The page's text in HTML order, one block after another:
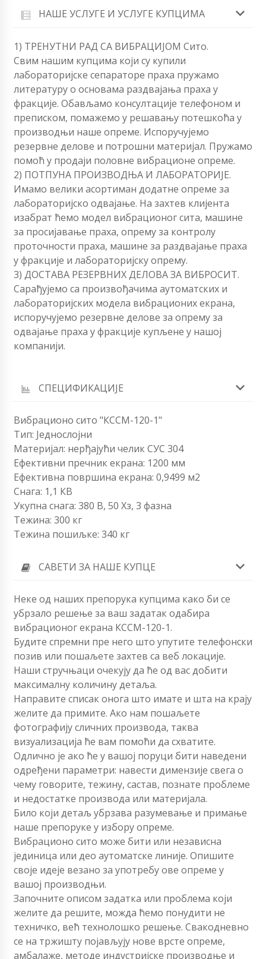
НАШЕ УСЛУГЕ И УСЛУГЕ КУПЦИМА
1) ТРЕНУТНИ РАД СА ВИБРАЦИЈОМ Сито.
Свим нашим купцима који су купили
лабораторијске сепараторе праха пружамо
литературу о основама раздвајања праха у
фракције. Обављамо консултације телефоном и
преписком, помажемо у решавању потешкоћа у
производњи наше опреме. Испоручујемо
резервне делове и потрошни материјал. Пружамо
помоћ у продаји половне вибрационе опреме.
2) ПОТПУНА ПРОИЗВОДЊА И ЛАБОРАТОРИЈЕ.
Имамо велики асортиман додатне опреме за
лабораторијско одвајање. На захтев клијента
изабрат ћемо модел вибрационог сита, машине
за просијавање праха, опрему за контролу
проточности праха, машине за раздвајање праха
у фракције и лабораторијску опрему.
3) ДОСТАВА РЕЗЕРВНИХ ДЕЛОВА ЗА ВИБРОСИТ.
Сарађујемо са произвођачима аутоматских и
лабораторијских модела вибрационих екрана,
испоручујемо резервне делове за опрему за
одвајање праха у фракције купљене у нашој
компанији.
СПЕЦИФИКАЦИЈЕ
Вибрационо сито "КССМ-120-1"
Тип: Једнослојни
Материјал: нерђајући челик СУС 304
Ефективни пречник екрана: 1200 мм
Ефективна површина екрана: 0,9499 м2
Снага: 1,1 КВ
Укупна снага: 380 В, 50 Хз, 3 фазна
Тежина: 300 кг
Тежина пошиљке: 340 кг
САВЕТИ ЗА НАШЕ КУПЦЕ
Неке од наших препорука купцима како би се
убрзало решење за ваш задатак одабира
вибрационог екрана КССМ-120-1.
Будите спремни пре него што упутите телефонски
позив или пошаљете захтев са веб локације.
Наши стручњаци очекују да ће од вас добити
максималну количину детаља.
Направите списак онога што имате и шта на крају
желите да примите. Ако нам пошаљете
фотографију сличних производа, таква
визуализација ће вам помоћи да схватите.
Одлично је ако ће у вашој поруци бити наведени
одређени параметри: навести димензије свега о
чему говорите, тежину, састав, познате проблеме
и недостатке производа или материјала.
Било који детаљ убрзава разумевање и примање
наше препоруке у избору опреме.
Вибрационо сито може бити или независна
јединица или део аутоматске линије. Опишите
своје идеје везано за употребу ове опреме у
вашој производњи.
Започните описом задатка или проблема који
желите да решите, можда ћемо понудити не
техничко, већ технолошко решење. Свакодневно
се на тржишту појављују нове врсте опреме,
амбалаже, методе индустријске производње и